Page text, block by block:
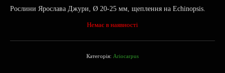
Рослини Ярослава Джури, Ø 20-25 мм, щеплення на Echinopsis.
Немає в наявності
Категорія: Ariocarpus